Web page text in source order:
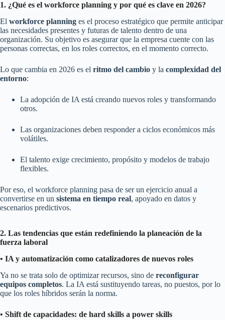
1. ¿Qué es el workforce planning y por qué es clave en 2026?
El workforce planning es el proceso estratégico que permite anticipar
las necesidades presentes y futuras de talento dentro de una
organización. Su objetivo es asegurar que la empresa cuente con las
personas correctas, en los roles correctos, en el momento correcto.
Lo que cambia en 2026 es el ritmo del cambio y la complexidad del
entorno:
La adopción de IA está creando nuevos roles y transformando
otros.
Las organizaciones deben responder a ciclos económicos más
volátiles.
El talento exige crecimiento, propósito y modelos de trabajo
flexibles.
Por eso, el workforce planning pasa de ser un ejercicio anual a
convertirse en un sistema en tiempo real, apoyado en datos y
escenarios predictivos.
2. Las tendencias que están redefiniendo la planeación de la
fuerza laboral
• IA y automatización como catalizadores de nuevos roles
Ya no se trata solo de optimizar recursos, sino de reconfigurar
equipos completos. La IA está sustituyendo tareas, no puestos, por lo
que los roles híbridos serán la norma.
• Shift de capacidades: de hard skills a power skills